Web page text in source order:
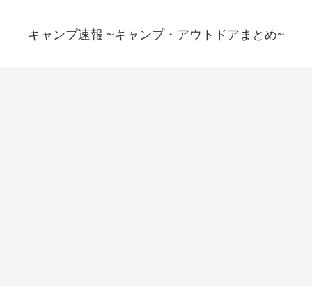
キャンプ速報 ~キャンプ・アウトドアまとめ~